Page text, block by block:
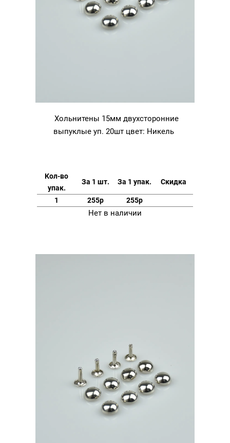
Хольнитены 15мм двухсторонние
выпуклые уп. 20шт цвет: Никель
Кол-во
упак.
За 1 шт. За 1 упак. Скидка
1 255р 255р
Нет в наличии